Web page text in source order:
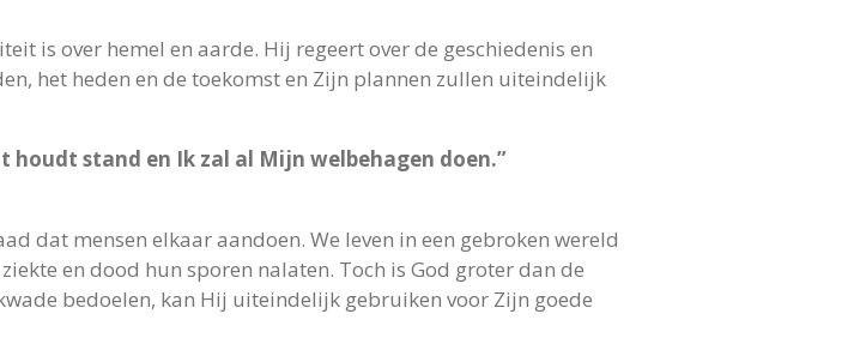
is over hemel en aarde. Hij regeert over de geschiedenis en
het heden en de toekomst en Zijn plannen zullen uiteindelijk
houdt stand en Ik zal al Mijn welbehagen doen.”
dat mensen elkaar aandoen. We leven in een gebroken wereld
en dood hun sporen nalaten. Toch is God groter dan de
bedoelen, kan Hij uiteindelijk gebruiken voor Zijn goede